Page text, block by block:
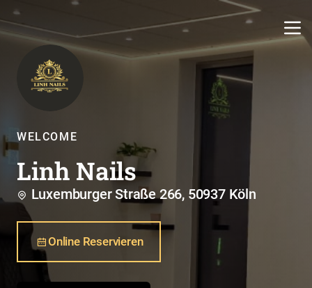
WELCOME
Linh Nails
Luxemburger Straße 266, 50937 Köln
Online Reservieren